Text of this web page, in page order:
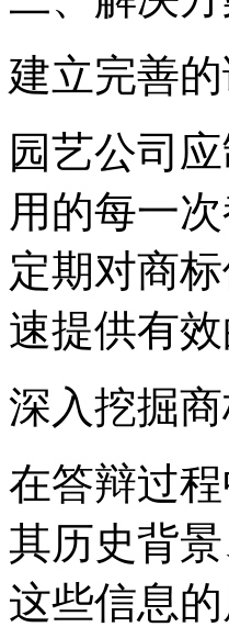
建立完善
园艺公司
用的每一
定期对商
速提供有效
深入挖掘商
在答辩过
其历史背
这些信息